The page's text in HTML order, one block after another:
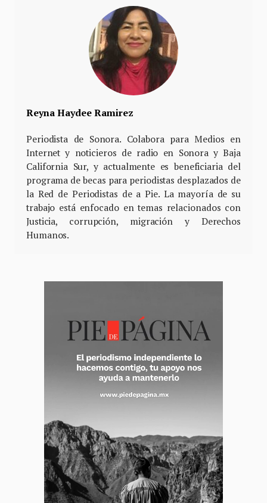
Reyna Haydee Ramirez
Periodista de Sonora. Colabora para Medios en
Internet y noticieros de radio en Sonora y Baja
California Sur, y actualmente es beneficiaria del
programa de becas para periodistas desplazados de
la Red de Periodistas de a Pie. La mayoría de su
trabajo está enfocado en temas relacionados con
Justicia, corrupción, migración y Derechos
Humanos.